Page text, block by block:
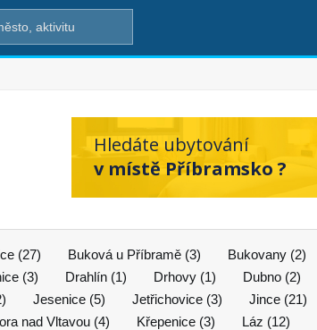
Hledáte ubytování
v místě Příbramsko ?
(27) Buková u Příbramě (3) Bukovany (2)
(3) Drahlín (1) Drhovy (1) Dubno (2)
Jesenice (5) Jetřichovice (3) Jince (21)
nad Vltavou (4) Křepenice (3) Láz (12)